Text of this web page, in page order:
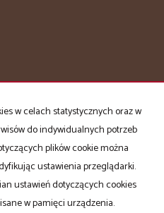
w celach statystycznych oraz w
do indywidualnych potrzeb
plików cookie można
ustawienia przeglądarki.
ustawień dotyczących cookies
w pamięci urządzenia.